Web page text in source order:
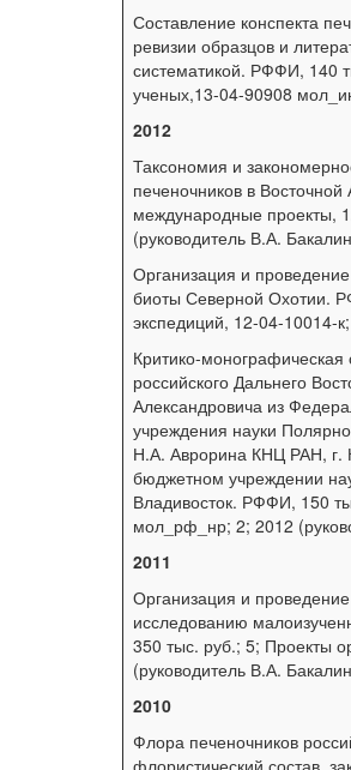
Составление конспекта
ревизии образцов и
систематикой. РФФИ, 140
ученых,13-04-90908
2012
Таксономия и
печеночников в
международные проекты,
(руководитель В.А.
Организация и
биоты Северной Охотии.
экспедиций, 12-04-10014-
Критико-
российского Дальнего
Александровича из
учреждения науки
Н.А. Аврорина КНЦ РАН, г.
бюджетном учреждении
Владивосток. РФФИ, 150
мол_рф_нр; 2; 2012
2011
Организация и
исследованию
350 тыс. руб.; 5; Проекты
(руководитель В.А.
2010
Флора печеночников